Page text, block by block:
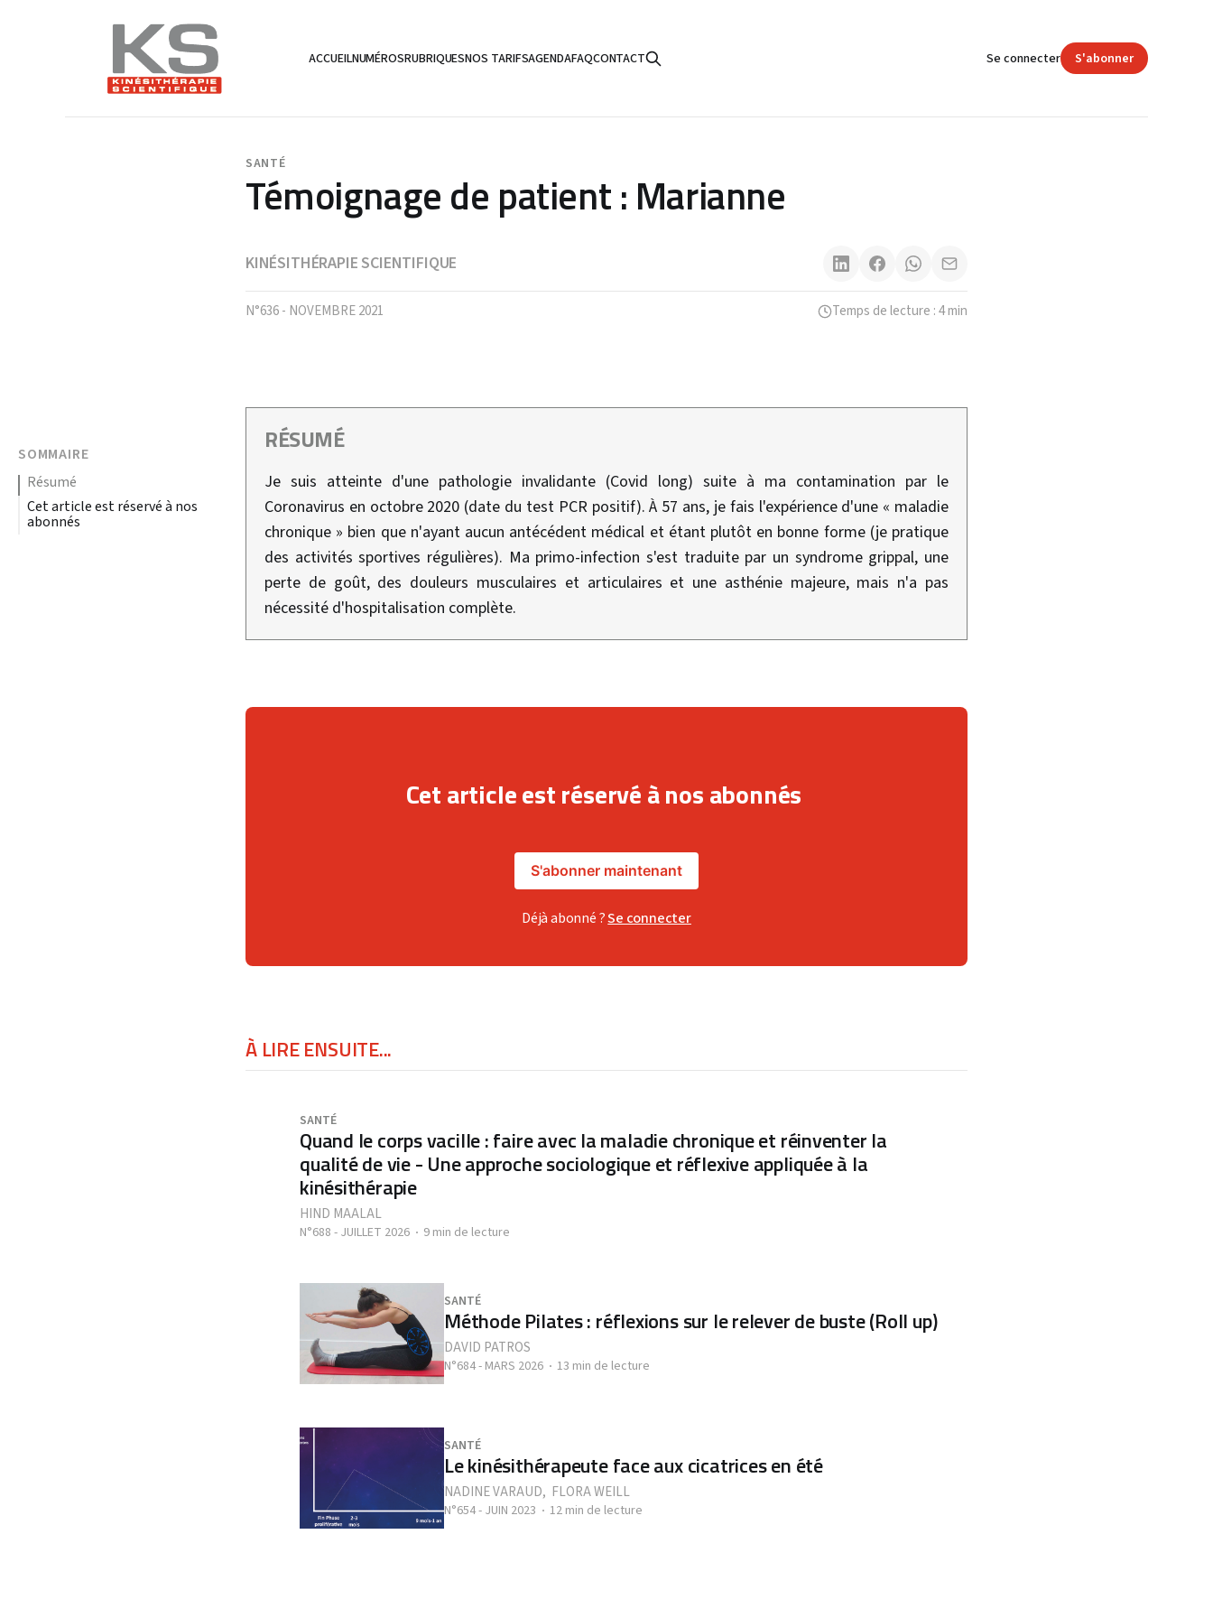
ACCUEILNUMÉROSRUBRIQUESNOS TARIFSAGENDAFAQCONTACT Se connecter S'abonner
SANTÉ
Témoignage de patient : Marianne
KINÉSITHÉRAPIE SCIENTIFIQUE
N°636 - NOVEMBRE 2021 Temps de lecture : 4 min
SOMMAIRE
résumé
Cet article est réservé à nos
abonnés
RÉSUMÉ
Je suis atteinte d'une pathologie invalidante (Covid long) suite à ma contamination par le
Coronavirus en octobre 2020 (date du test PCR positif). À 57 ans, je fais l'expérience d'une « maladie
chronique » bien que n'ayant aucun antécédent médical et étant plutôt en bonne forme (je pratique
des activités sportives régulières). Ma primo-infection s'est traduite par un syndrome grippal, une
perte de goût, des douleurs musculaires et articulaires et une asthénie majeure, mais n'a pas
nécessité d'hospitalisation complète.
Cet article est réservé à nos abonnés
S'abonner maintenant
Déjà abonné ?Se connecter
À LIRE ENSUITE...
SANTÉ
Quand le corps vacille : faire avec la maladie chronique et réinventer la
qualité de vie - Une approche sociologique et réflexive appliquée à la
kinésithérapie
HIND MAALAL
N°688 - JUILLET 2026 9 min de lecture
SANTÉ
Méthode Pilates : réflexions sur le relever de buste (Roll up)
DAVID PATROS
N°684 - MARS 2026 13 min de lecture
SANTÉ
Le kinésithérapeute face aux cicatrices en été
NADINE VARAUD, FLORA WEILL
N°654 - JUIN 2023 12 min de lecture